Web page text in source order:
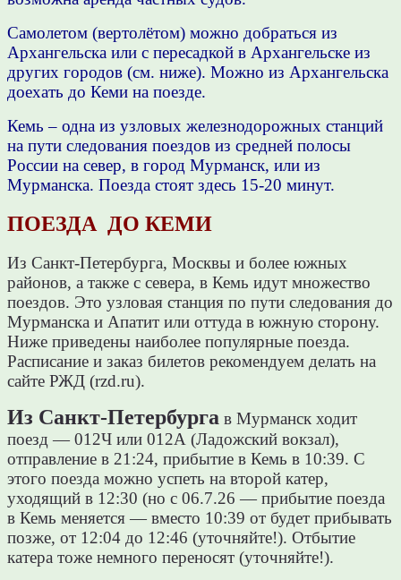
Самолетом (вертолётом) можно добраться из
Архангельска или с пересадкой в Архангельске из
других городов (см. ниже). Можно из Архангельска
доехать до Кеми на поезде.
Кемь – одна из узловых железнодорожных станций
на пути следования поездов из средней полосы
России на север, в город Мурманск, или из
Мурманска. Поезда стоят здесь 15-20 минут.
ПОЕЗДА ДО КЕМИ
Из Санкт-Петербурга, Москвы и более южных
районов, а также с севера, в Кемь идут множество
поездов. Это узловая станция по пути следования до
Мурманска и Апатит или оттуда в южную сторону.
Ниже приведены наиболее популярные поезда.
Расписание и заказ билетов рекомендуем делать на
сайте РЖД (rzd.ru).
Из Санкт-Петербурга в Мурманск ходит
поезд — 012Ч или 012А (Ладожский вокзал),
отправление в 21:24, прибытие в Кемь в 10:39. С
этого поезда можно успеть на второй катер,
уходящий в 12:30 (но с 06.7.26 — прибытие поезда
в Кемь меняется — вместо 10:39 от будет прибывать
позже, от 12:04 до 12:46 (уточняйте!). Отбытие
катера тоже немного переносят (уточняйте!).